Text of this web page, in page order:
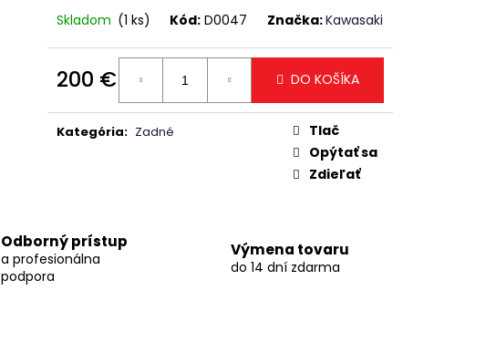
Skladom (1 ks) Kód: D0047 Značka:Kawasaki
200 €
Jednotková
cena:
DO KOŠÍKA
Kategória: Zadné
Tlač
Opýtať sa
Zdieľať
Odborný prístup
a profesionálna
podpora
Výmena tovaru
do 14 dní zdarma